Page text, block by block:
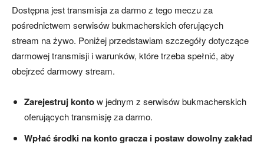
Dostępna jest transmisja za darmo z tego meczu za
pośrednictwem serwisów bukmacherskich oferujących
stream na żywo. Poniżej przedstawiam szczegóły dotyczące
darmowej transmisji i warunków, które trzeba spełnić, aby
obejrzeć darmowy stream.
Zarejestruj kontow jednym z serwisów bukmacherskich
oferujących transmisję za darmo.
Wpłać środki na konto gracza i postaw dowolny zakład